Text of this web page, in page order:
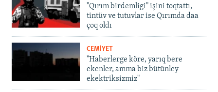
"Qırım birdemligi" işini toqtattı,
tintüv ve tutuvlar ise Qırımda daa
çoq oldı
CEMİYET
"Haberlerge köre, yarıq bere
ekenler, amma biz bütünley
ekektriksizmiz"